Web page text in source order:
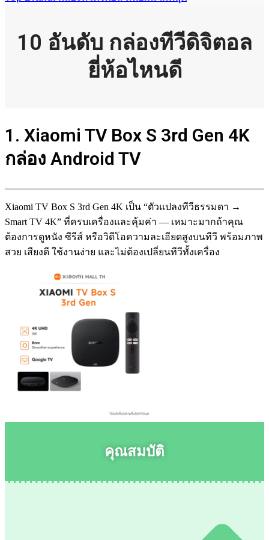
10 อันดับ กล่องทีวีดิจิตอล
ยี่ห้อไหนดี
1. Xiaomi TV Box S 3rd Gen 4K
กล่อง Android TV
Xiaomi TV Box S 3rd Gen 4K เป็น “ตัวแปลงทีวีธรรมดา →
Smart TV 4K” ที่ครบเครื่องและคุ้มค่า — เหมาะมากถ้าคุณ
ต้องการดูหนัง ซีรีส์ หรือวิดีโอความละเอียดสูงบนทีวี พร้อมภาพ
สวย เสียงดี ใช้งานง่าย และไม่ต้องเปลี่ยนทีวีทั้งเครื่อง
คุณสมบัติ